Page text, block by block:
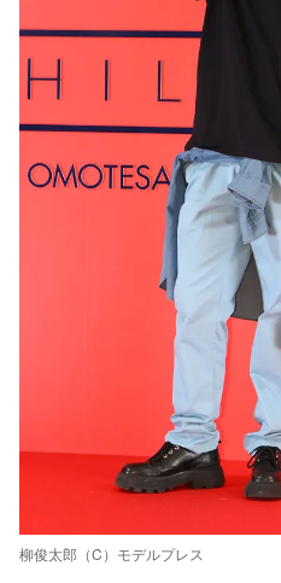
柳俊太郎（C）モデルプレス